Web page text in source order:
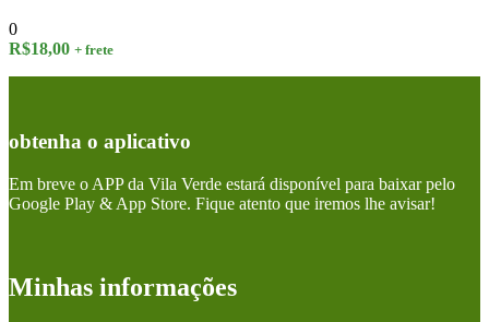
0
R$18,00 + frete
obtenha o aplicativo
Em breve o APP da Vila Verde estará disponível para baixar pelo
Google Play & App Store. Fique atento que iremos lhe avisar!
Minhas informações